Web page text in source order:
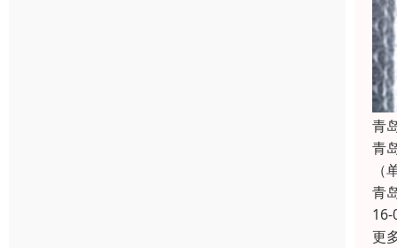
青
青
青
16-
更